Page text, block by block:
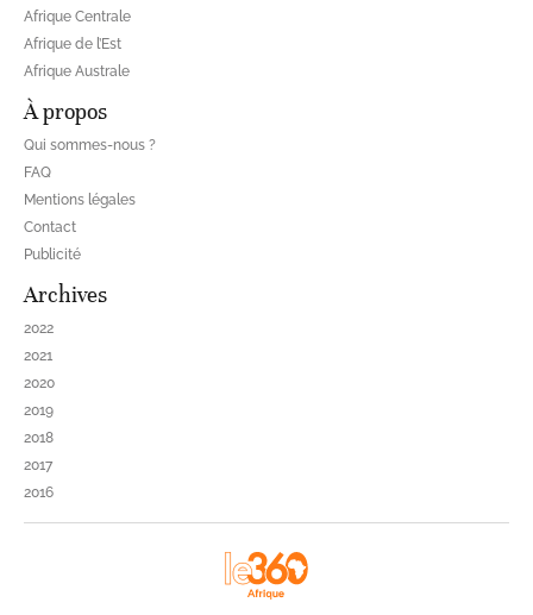
Afrique Centrale
Afrique de l’Est
Afrique Australe
À propos
Qui sommes-nous ?
FAQ
Mentions légales
Contact
Publicité
Archives
2022
2021
2020
2019
2018
2017
2016